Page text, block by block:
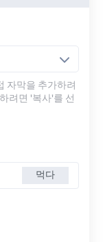
자막을 추가하려
려면 '복사'를 선
먹다